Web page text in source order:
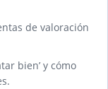
de valoración
bien’ y cómo